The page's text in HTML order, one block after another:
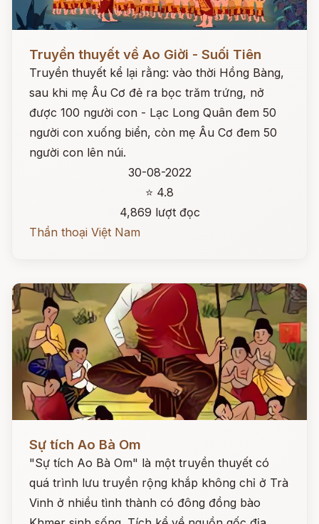
Đọc ngay
Truyền thuyết về Ao Giời - Suối Tiên
Truyền thuyết kể lại rằng: vào thời Hồng Bàng,
sau khi mẹ Âu Cơ đẻ ra bọc trăm trứng, nở
được 100 người con - Lạc Long Quân đem 50
người con xuống biển, còn mẹ Âu Cơ đem 50
người con lên núi.
30-08-2022
⭐ 4.8
4,869 lượt đọc
Thần thoại Việt Nam
Sự tích Ao Bà Om
"Sự tích Ao Bà Om" là một truyền thuyết có
quá trình lưu truyền rộng khắp không chỉ ở Trà
Vinh ở nhiều tình thành có đông đồng bào